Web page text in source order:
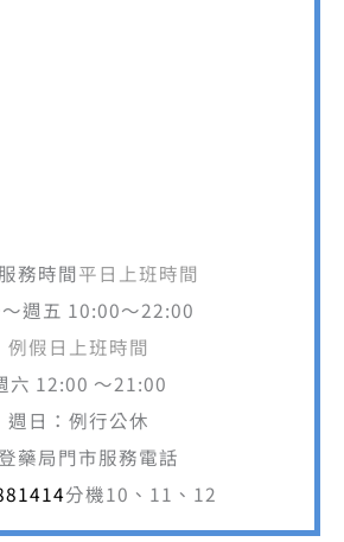
務時間平日上班時間
週五 10:00～22:00
例假日上班時間
六 12:00 ～21:00
週日：例行公休
藥局門市服務電話
分機10、11、12